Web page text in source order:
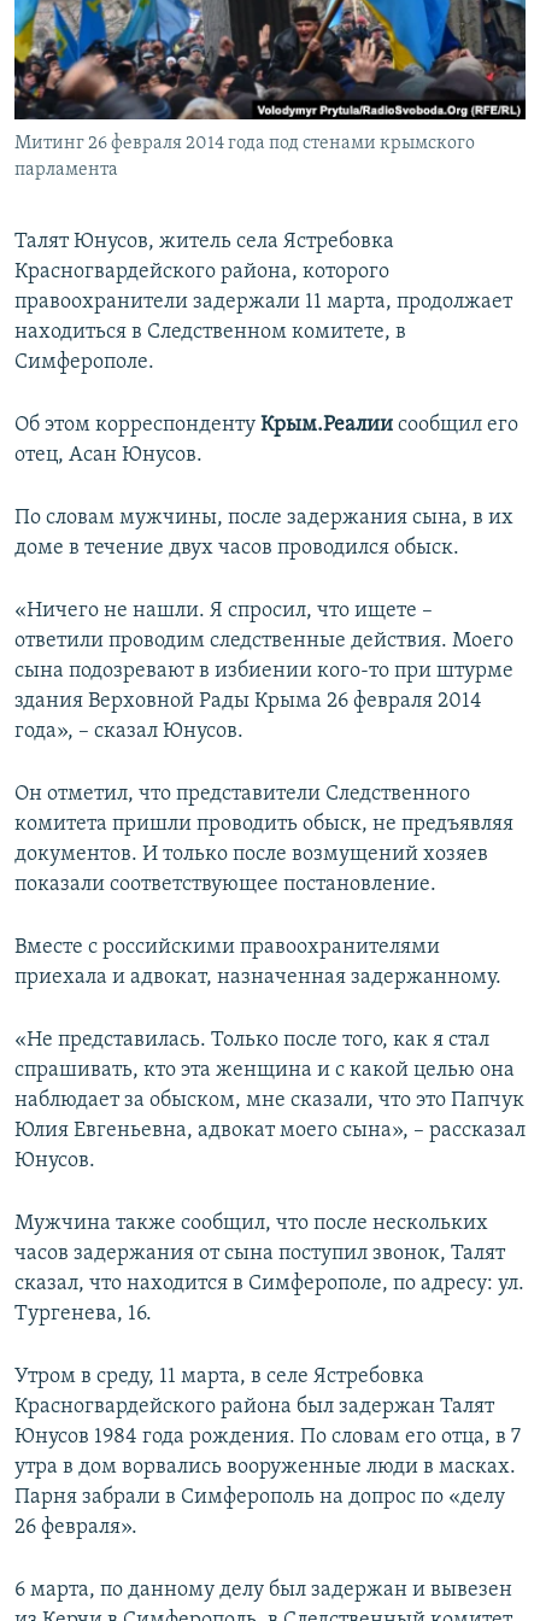
ПОБЕДИТЕЛЕЙ НЕ СУДЯТ?
КРЫМ.НЕПОКОРЕННЫЙ
ELIFBE
УКРАИНСКАЯ ПРОБЛЕМА КРЫМА
ПРИСОЕДИНЯЙТЕСЬ!
Митинг 26 февраля 2014 года под стенами крымского
парламента
Талят Юнусов, житель села Ястребовка
Красногвардейского района, которого
правоохранители задержали 11 марта, продолжает
находиться в Следственном комитете, в
Симферополе.
Об этом корреспонденту Крым.Реалии сообщил его
отец, Асан Юнусов.
По словам мужчины, после задержания сына, в их
доме в течение двух часов проводился обыск.
«Ничего не нашли. Я спросил, что ищете –
ответили проводим следственные действия. Моего
сына подозревают в избиении кого-то при штурме
здания Верховной Рады Крыма 26 февраля 2014
года», – сказал Юнусов.
Он отметил, что представители Следственного
комитета пришли проводить обыск, не предъявляя
документов. И только после возмущений хозяев
показали соответствующее постановление.
Вместе с российскими правоохранителями
приехала и адвокат, назначенная задержанному.
«Не представилась. Только после того, как я стал
спрашивать, кто эта женщина и с какой целью она
наблюдает за обыском, мне сказали, что это Папчук
Юлия Евгеньевна, адвокат моего сына», – рассказал
Юнусов.
Мужчина также сообщил, что после нескольких
часов задержания от сына поступил звонок, Талят
сказал, что находится в Симферополе, по адресу: ул.
Тургенева, 16.
Утром в среду, 11 марта, в селе Ястребовка
Красногвардейского района был задержан Талят
Юнусов 1984 года рождения. По словам его отца, в 7
утра в дом ворвались вооруженные люди в масках.
Парня забрали в Симферополь на допрос по «​делу
26 февраля»​.
6 марта, по данному делу был задержан и вывезен